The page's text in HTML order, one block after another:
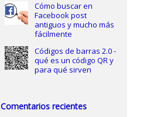
Cómo buscar en
Facebook post
antiguos y mucho más
fácilmente
Códigos de barras 2.0 -
qué es un código QR y
para qué sirven
Comentarios recientes